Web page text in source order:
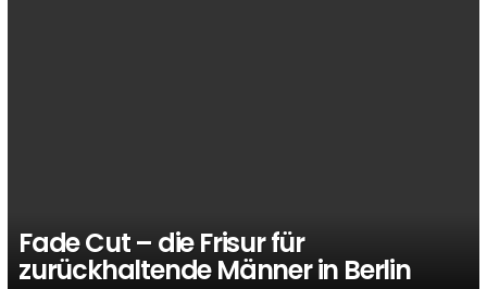
Fade Cut – die Frisur für
zurückhaltende Männer in Berlin